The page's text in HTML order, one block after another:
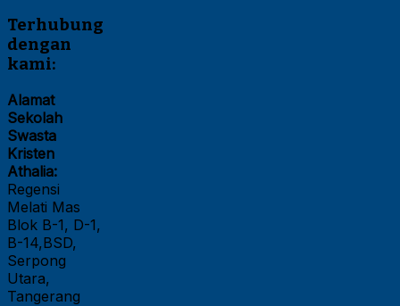
Terhubung
dengan
kami:
Alamat
Sekolah
Swasta
Kristen
Athalia:
Regensi
Melati Mas
Blok B-1, D-1,
B-14,BSD,
Serpong
Utara,
Tangerang